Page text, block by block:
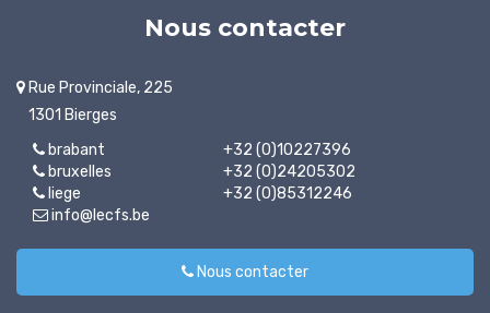
Nous contacter
Rue Provinciale, 225
1301 Bierges
brabant
+32 (0)10227396
bruxelles
+32 (0)24205302
liege
+32 (0)85312246
info@lecfs.be
Nous contacter